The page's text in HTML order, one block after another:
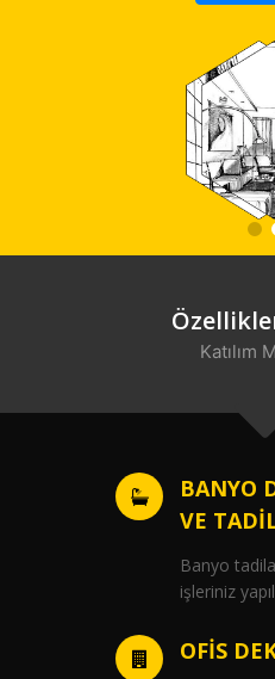
Katılım
BANYO
VE
Banyo
işleriniz
OFİS